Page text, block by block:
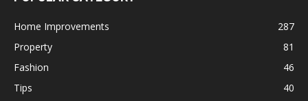
Home Improvements
287
Property
81
Fashion
46
Tips
40